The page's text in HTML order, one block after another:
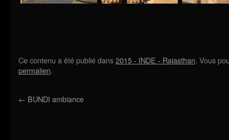
Ce contenu a été publié dans2015 - INDE - Rajasthan. Vous
permalien.
← BUNDI ambiance